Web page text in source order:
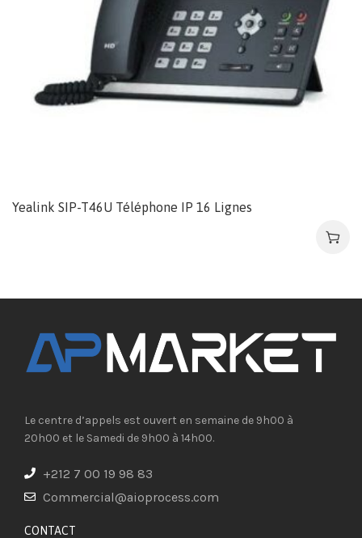
Yealink SIP-T46U Téléphone IP 16 Lignes
Le centre d’appels est ouvert en semaine de 9h00 à
20h00 et le Samedi de 9h00 à 14h00.
+212 7 00 19 98 83
Commercial@aioprocess.com
CONTACT​